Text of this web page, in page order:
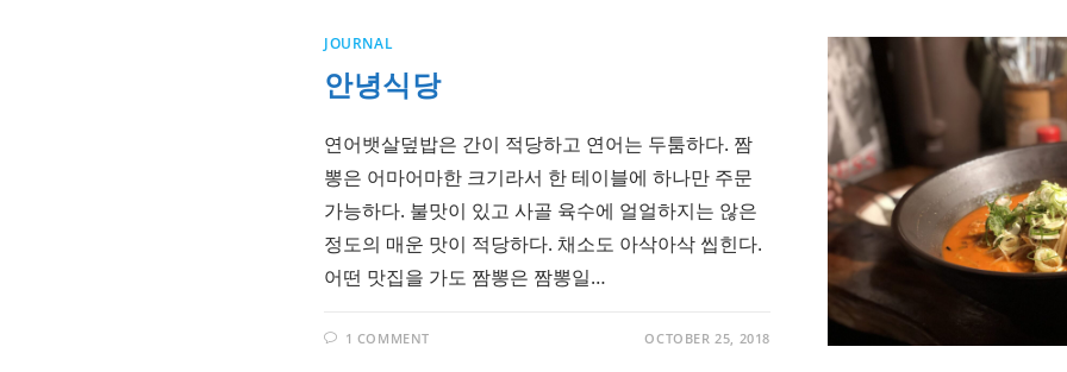
JOURNAL
안녕식당
연어뱃살덮밥은 간이 적당하고 연어는 두툼하다. 짬
뽕은 어마어마한 크기라서 한 테이블에 하나만 주문
가능하다. 불맛이 있고 사골 육수에 얼얼하지는 않은
정도의 매운 맛이 적당하다. 채소도 아삭아삭 씹힌다.
어떤 맛집을 가도 짬뽕은 짬뽕일…
1 COMMENT OCTOBER 25, 2018